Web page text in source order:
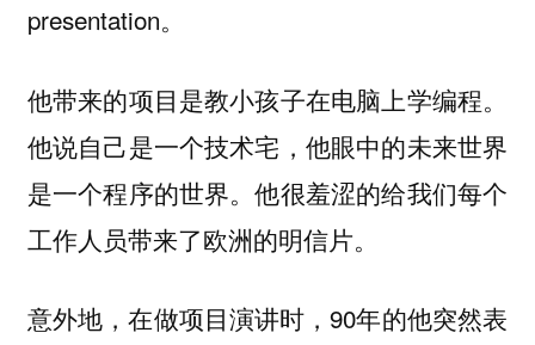
presentation。
他带来的项目是教小孩子在电脑上学编程。
他说自己是一个技术宅，他眼中的未来世界
是一个程序的世界。他很羞涩的给我们每个
工作人员带来了欧洲的明信片。
意外地，在做项目演讲时，90年的他突然表